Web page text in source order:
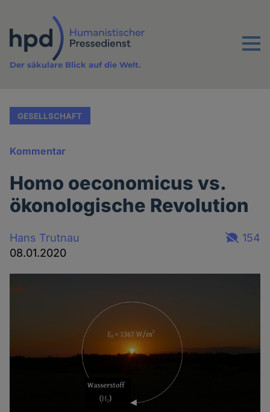
Inhalt
Menu
Der säkulare Blick auf die Welt.
GESELLSCHAFT
Kommentar
Homo oeconomicus vs.
ökonologische Revolution
Hans Trutnau
08.01.2020
154